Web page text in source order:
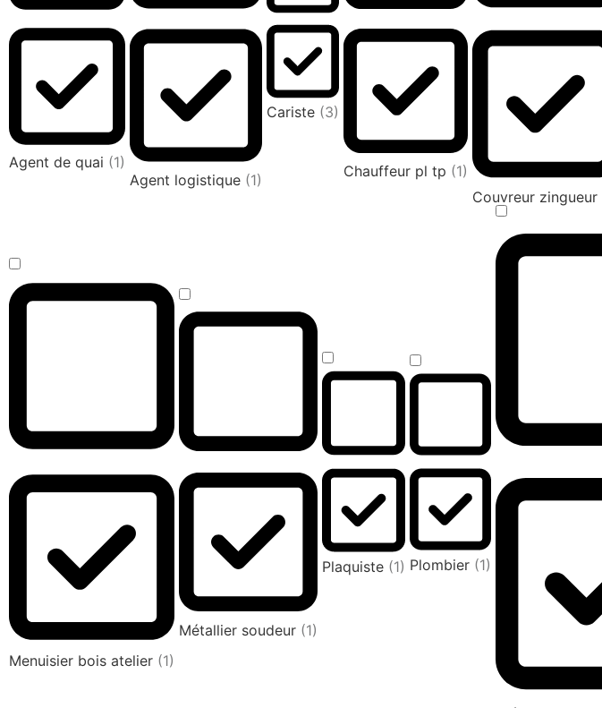
Agent de quai (1)
Agent logistique (1)
Cariste (3)
Chauffeur pl tp (1)
Couvreur zingueur
Menuisier bois atelier (1)
Métallier soudeur (1)
Plaquiste (1) Plombier (1)